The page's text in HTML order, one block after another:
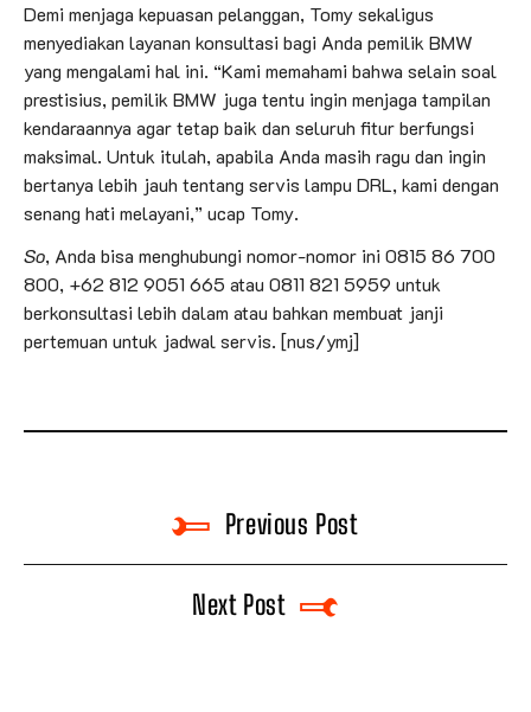
Demi menjaga kepuasan pelanggan, Tomy sekaligus
menyediakan layanan konsultasi bagi Anda pemilik BMW
yang mengalami hal ini. “Kami memahami bahwa selain soal
prestisius, pemilik BMW juga tentu ingin menjaga tampilan
kendaraannya agar tetap baik dan seluruh fitur berfungsi
maksimal. Untuk itulah, apabila Anda masih ragu dan ingin
bertanya lebih jauh tentang servis lampu DRL, kami dengan
senang hati melayani,” ucap Tomy.
So, Anda bisa menghubungi nomor-nomor ini 0815 86 700
800, +62 812 9051 665 atau 0811 821 5959 untuk
berkonsultasi lebih dalam atau bahkan membuat janji
pertemuan untuk jadwal servis. [nus/ymj]
Previous Post
Next Post